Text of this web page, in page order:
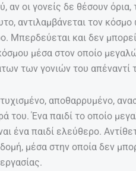
αν οι γονείς δε θέσουν
αντιλαμβάνεται τον
Μπερδεύεται και δεν
μέσα στον οποίο
των γονιών του απέναντί
αποθαρρυμένο,
του. Ένα παιδί το οποίο
ένα παιδί ελεύθερο.
μέσα στην οποία δεν